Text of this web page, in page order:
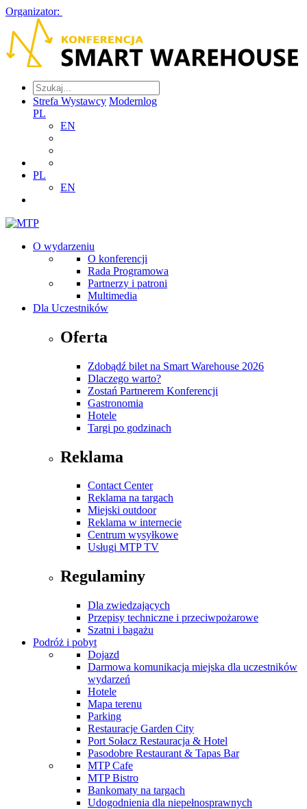
Organizator:
Strefa Wystawcy Modernlog
PL
EN
PL
EN
O wydarzeniu
O konferencji
Rada Programowa
Partnerzy i patroni
Multimedia
Dla Uczestników
Oferta
Zdobądź bilet na Smart Warehouse 2026
Dlaczego warto?
Zostań Partnerem Konferencji
Gastronomia
Hotele
Targi po godzinach
Reklama
Contact Center
Reklama na targach
Miejski outdoor
Reklama w internecie
Centrum wysyłkowe
Usługi MTP TV
Regulaminy
Dla zwiedzających
Przepisy techniczne i przeciwpożarowe
Szatni i bagażu
Podróż i pobyt
Dojazd
Darmowa komunikacja miejska dla uczestników
wydarzeń
Hotele
Mapa terenu
Parking
Restauracje Garden City
Port Sołacz Restauracja & Hotel
Pasodobre Restaurant & Tapas Bar
MTP Cafe
MTP Bistro
Bankomaty na targach
Udogodnienia dla niepełnosprawnych